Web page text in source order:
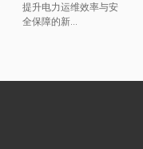
提升电力运维效率与安
全保障的新...